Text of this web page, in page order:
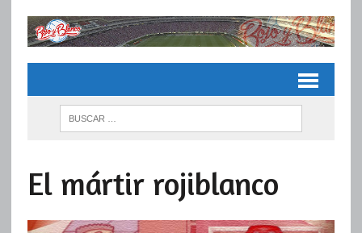
El mártir rojiblanco